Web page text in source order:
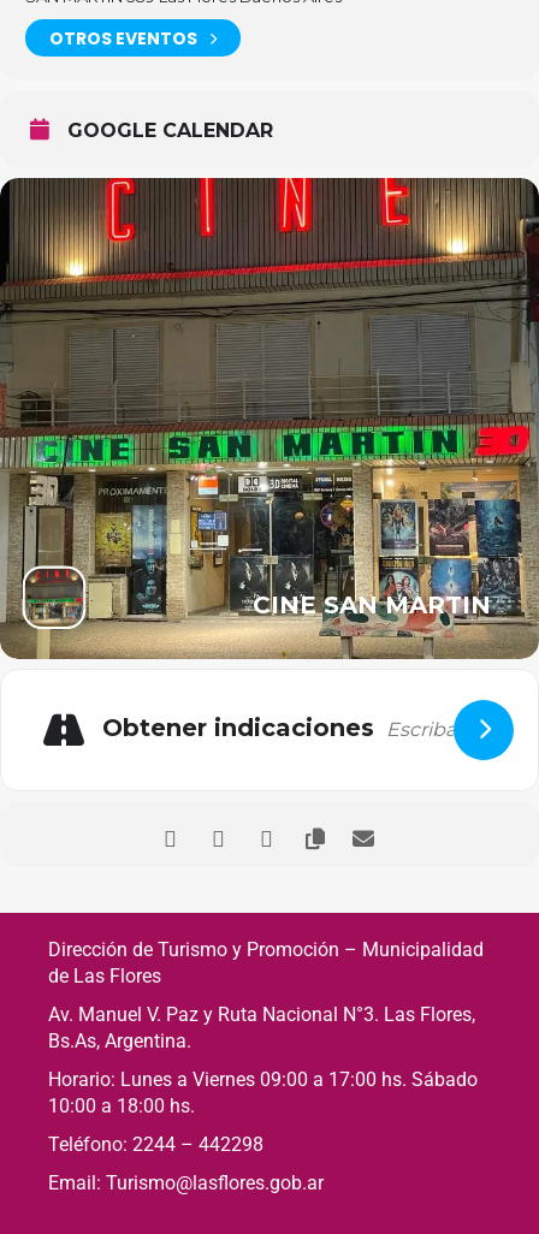
OTROS EVENTOS
GOOGLE CALENDAR
CINE SAN MARTIN
Obtener indicaciones
Dirección de Turismo y Promoción – Municipalidad
de Las Flores
Av. Manuel V. Paz y Ruta Nacional N°3. Las Flores,
Bs.As, Argentina.
Horario: Lunes a Viernes 09:00 a 17:00 hs. Sábado
10:00 a 18:00 hs.
Teléfono: 2244 – 442298
Email: Turismo@lasflores.gob.ar